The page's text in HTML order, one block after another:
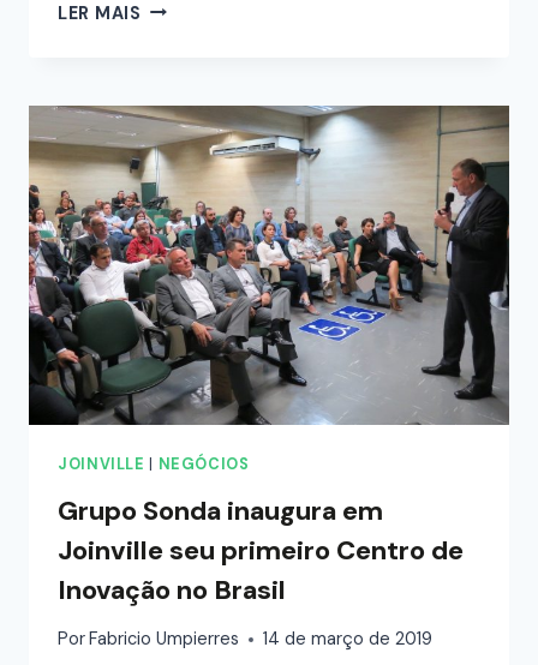
LER MAIS
JOINVILLE NEGÓCIOS
Grupo Sonda inaugura em
Joinville seu primeiro Centro de
Inovação no Brasil
Por Fabricio Umpierres 14 de março de 2019